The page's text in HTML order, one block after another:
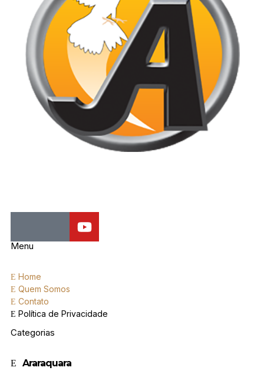
Menu
Home
Quem Somos
Contato
Política de Privacidade
Categorias
Araraquara